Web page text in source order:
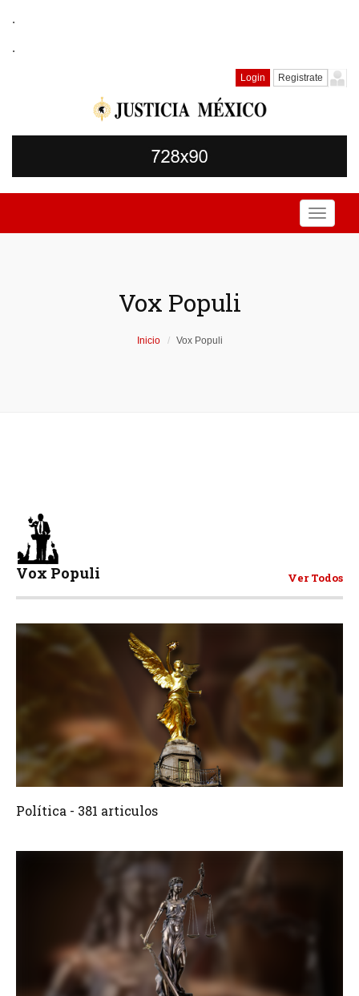
.
.
Login Registrate
Toggle
Vox Populi
Inicio Vox Populi
Vox Populi Ver Todos
381 Articulos
Política - 381 articulos